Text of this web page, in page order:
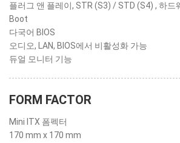
플러그 앤 플레이, STR (S3) / STD (S4) , 하드
Boot
다국어 BIOS
오디오, LAN, BIOS에서 비활성화 가능
듀얼 모니터 기능
FORM FACTOR
Mini ITX 폼펙터
170 mm x 170 mm